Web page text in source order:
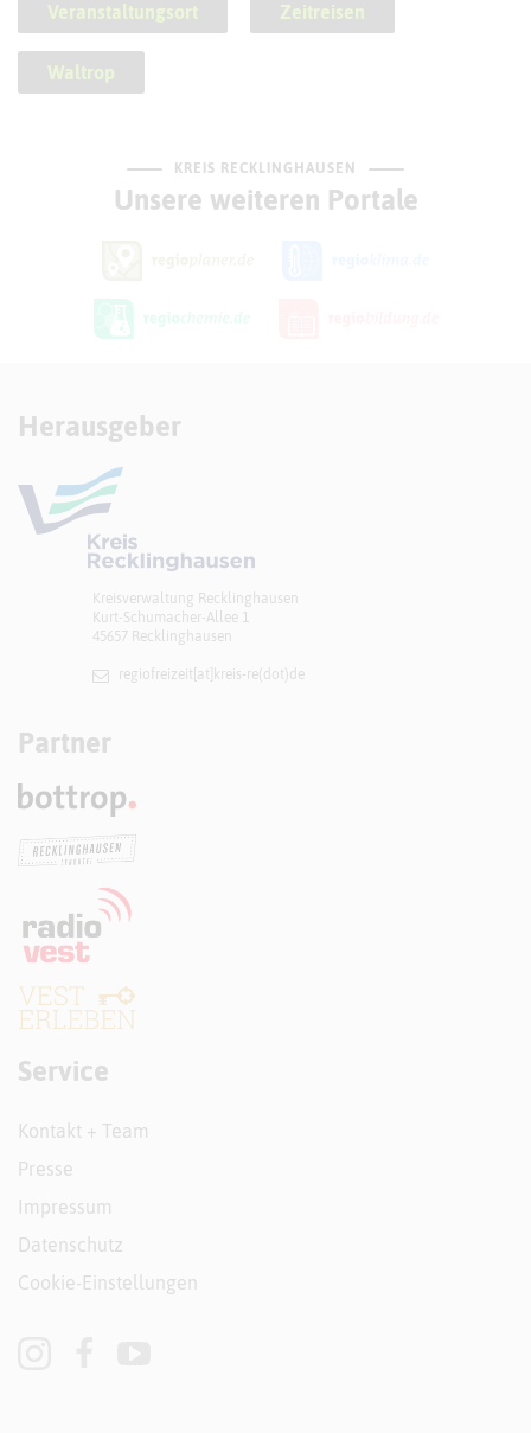
Veranstaltungsort Zeitreisen
Waltrop
KREIS RECKLINGHAUSEN
Unsere weiteren Portale
Herausgeber
Kreisverwaltung Recklinghausen
Kurt-Schumacher-Allee 1
45657 Recklinghausen
regiofreizeit[at]​kreis-re(dot)de
Partner
Service
Kontakt + Team
Presse
Impressum
Datenschutz
Cookie-Einstellungen